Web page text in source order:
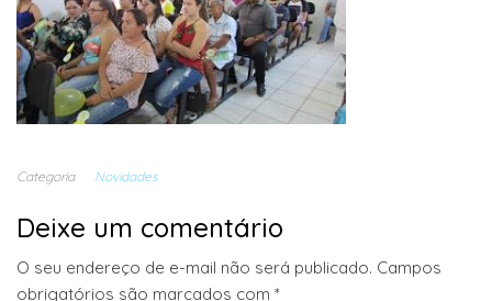
Categoria Novidades
Deixe um comentário
O seu endereço de e-mail não será publicado. Campos
obrigatórios são marcados com *